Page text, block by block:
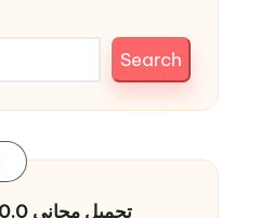
Search
PDF Annotator 9.0.0 تحميل مجاني